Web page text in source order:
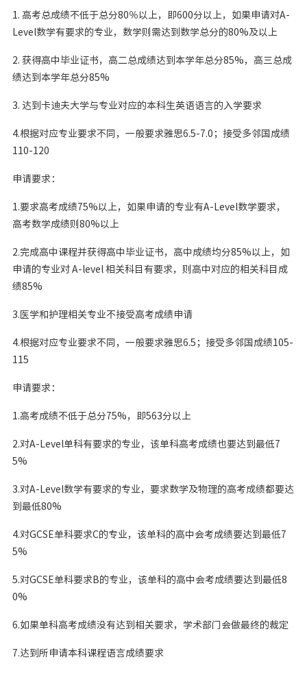
1. 高考总成绩不低于总分80％以上，即600分以上，如果申请对A-
Level数学有要求的专业，数学则需达到数学总分的80%及以上
2. 获得高中毕业证书，高二总成绩达到本学年总分85%，高三总成
绩达到本学年总分85%
3. 达到卡迪夫大学与专业对应的本科生英语语言的入学要求
4.根据对应专业要求不同，一般要求雅思6.5-7.0；接受多邻国成绩
110-120
申请要求：
1.要求高考成绩75%以上，如果申请的专业有A-Level数学要求，
高考数学成绩则80%以上
2.完成高中课程并获得高中毕业证书，高中成绩均分85%以上，如
申请的专业对 A-level 相关科目有要求，则高中对应的相关科目成
绩85%
3.医学和护理相关专业不接受高考成绩申请
4.根据对应专业要求不同，一般要求雅思6.5；接受多邻国成绩105-
115
申请要求：
1.高考成绩不低于总分75%，即563分以上
2.对A-Level单科有要求的专业，该单科高考成绩也要达到最低7
5%
3.对A-Level数学有要求的专业，要求数学及物理的高考成绩都要达
到最低80%
4.对GCSE单科要求C的专业，该单科的高中会考成绩要达到最低7
5%
5.对GCSE单科要求B的专业，该单科的高中会考成绩要达到最低8
0%
6.如果单科高考成绩没有达到相关要求，学术部门会做最终的裁定
7.达到所申请本科课程语言成绩要求